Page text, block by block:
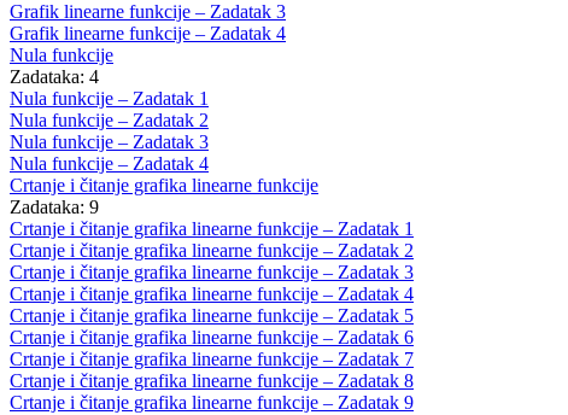
Grafik linearne funkcije – Zadatak 3
Grafik linearne funkcije – Zadatak 4
Nula funkcije
Zadataka: 4
Nula funkcije – Zadatak 1
Nula funkcije – Zadatak 2
Nula funkcije – Zadatak 3
Nula funkcije – Zadatak 4
Crtanje i čitanje grafika linearne funkcije
Zadataka: 9
Crtanje i čitanje grafika linearne funkcije – Zadatak 1
Crtanje i čitanje grafika linearne funkcije – Zadatak 2
Crtanje i čitanje grafika linearne funkcije – Zadatak 3
Crtanje i čitanje grafika linearne funkcije – Zadatak 4
Crtanje i čitanje grafika linearne funkcije – Zadatak 5
Crtanje i čitanje grafika linearne funkcije – Zadatak 6
Crtanje i čitanje grafika linearne funkcije – Zadatak 7
Crtanje i čitanje grafika linearne funkcije – Zadatak 8
Crtanje i čitanje grafika linearne funkcije – Zadatak 9